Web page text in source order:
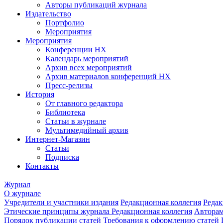
Авторы публикаций журнала
Издательство
Портфолио
Мероприятия
Мероприятия
Конференции НХ
Календарь мероприятий
Архив всех мероприятий
Архив материалов конференций НХ
Пресс-релизы
История
От главного редактора
Библиотека
Статьи в журнале
Мультимедийный архив
Интернет-Магазин
Статьи
Подписка
Контакты
Журнал
О журнале
Учредители и участники издания Редакционная коллегия
Этические принципы журнала Редакционная коллегия
Порядок публикации статей Требования к оформлению статей